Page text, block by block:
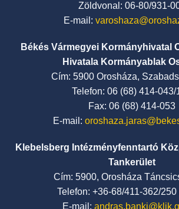
Zöldvonal: 06-80/931-
E-mail:
Békés Vármegyei Kormányhivatal
Hivatala Kormányablak
Cím: 5900 Orosháza,
Telefon: 06 (68) 414-043/
Fax: 06 (68) 414-053
E-mail:
Klebelsberg Intézményfenntartó
Tankerület
Cím: 5900, Orosháza
Telefon: +36-68/411-362/
E-mail: